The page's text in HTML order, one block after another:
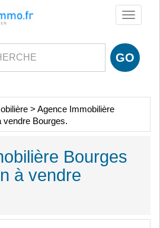
Toggle
> Agence Immobilière
vendre Bourges.
Bourges
à vendre